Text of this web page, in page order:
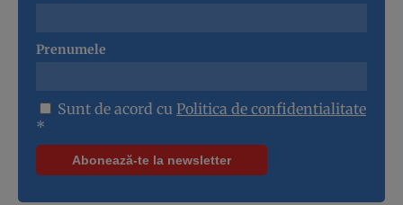
Prenumele
Sunt de acord cu Politica de confidentialitate
*